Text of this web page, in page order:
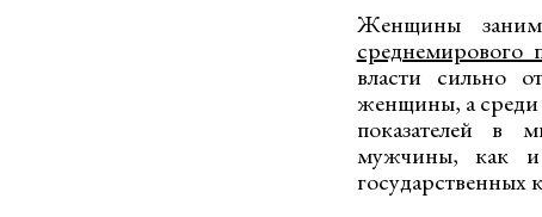
Женщины
среднемирового
власти сильно
женщины, а среди
показателей в
мужчины, как и
государственных